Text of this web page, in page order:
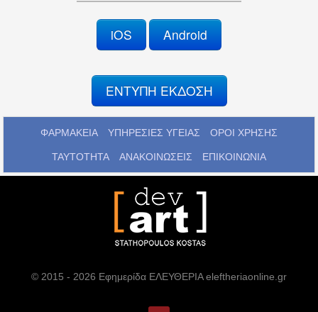
iOS Android
ΕΝΤΥΠΗ ΕΚΔΟΣΗ
ΦΑΡΜΑΚΕΙΑ ΥΠΗΡΕΣΙΕΣ ΥΓΕΙΑΣ ΟΡΟΙ ΧΡΗΣΗΣ
ΤΑΥΤΟΤΗΤΑ ΑΝΑΚΟΙΝΩΣΕΙΣ ΕΠΙΚΟΙΝΩΝΙΑ
© 2015 - 2026 Εφημερίδα ΕΛΕΥΘΕΡΙΑ eleftheriaonline.gr